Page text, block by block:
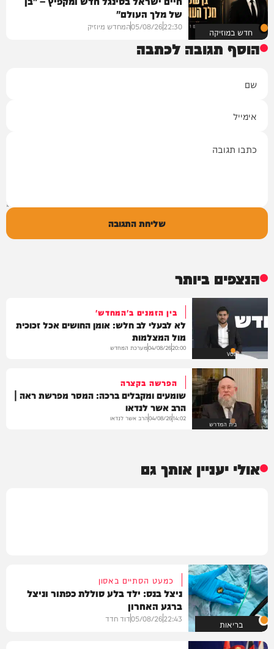
חדש במוזיקה
של מלך העולם"
22:30
05/08/26המחדש מיוזיק
הוסף תגובה לכתבה
שליחת התגובה
הנצפים ביותר
VOD
בין הזמנים ב'המחדש'
לא לבעלי לב חלש: אומן החושים אכל זכוכית
מול המצלמות
20:00
04/08/26מערכת המחדש
בית המדרש
הפרשה בקצרה
שומעים ומקבלים ברכה: המסר מפרשת ראה |
הרב אשר לנדאו
14:02
04/08/26הרב אשר לנדאו
אולי יעניין אותך גם
בריאות
כמעט הסתיים באסון
ניצל בנס: ילד בלע סוללת כפתור וניצל
ברגע האחרון
22:43
05/08/26דוד חדד